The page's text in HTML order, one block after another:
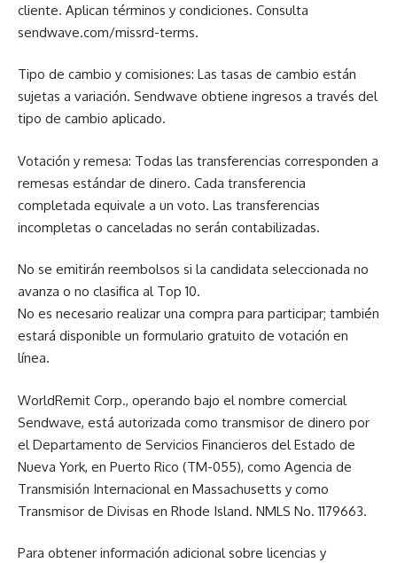
cliente. Aplican términos y condiciones. Consulta
sendwave.com/missrd-terms.
Tipo de cambio y comisiones: Las tasas de cambio están
sujetas a variación. Sendwave obtiene ingresos a través del
tipo de cambio aplicado.
Votación y remesa: Todas las transferencias corresponden a
remesas estándar de dinero. Cada transferencia
completada equivale a un voto. Las transferencias
incompletas o canceladas no serán contabilizadas.
No se emitirán reembolsos si la candidata seleccionada no
avanza o no clasifica al Top 10.
No es necesario realizar una compra para participar; también
estará disponible un formulario gratuito de votación en
línea.
WorldRemit Corp., operando bajo el nombre comercial
Sendwave, está autorizada como transmisor de dinero por
el Departamento de Servicios Financieros del Estado de
Nueva York, en Puerto Rico (TM-055), como Agencia de
Transmisión Internacional en Massachusetts y como
Transmisor de Divisas en Rhode Island. NMLS No. 1179663.
Para obtener información adicional sobre licencias y